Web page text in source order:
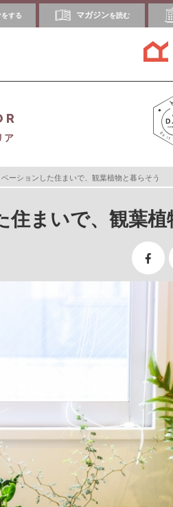
をする マガジンを読む
ア
ベーションした住まいで、観葉植物と暮らそう
住まいで、観葉植